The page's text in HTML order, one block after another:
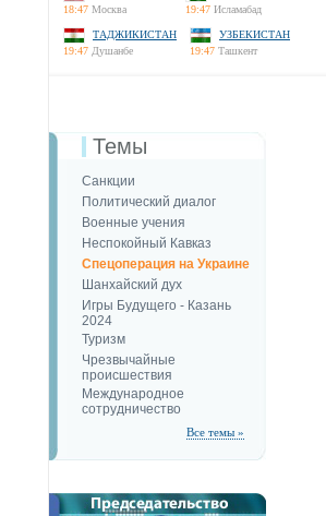
18:47 Москва
19:47 Исламабад
ТАДЖИКИСТАН
19:47 Душанбе
УЗБЕКИСТАН
19:47 Ташкент
Темы
Санкции
Политический диалог
Военные учения
Неспокойный Кавказ
Спецоперация на Украине
Шанхайский дух
Игры Будущего - Казань
2024
Туризм
Чрезвычайные
происшествия
Международное
сотрудничество
Все темы »